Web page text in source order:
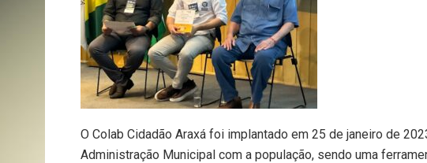
O Colab Cidadão Araxá foi implantado em 25 de janeiro de
Administração Municipal com a população, sendo uma